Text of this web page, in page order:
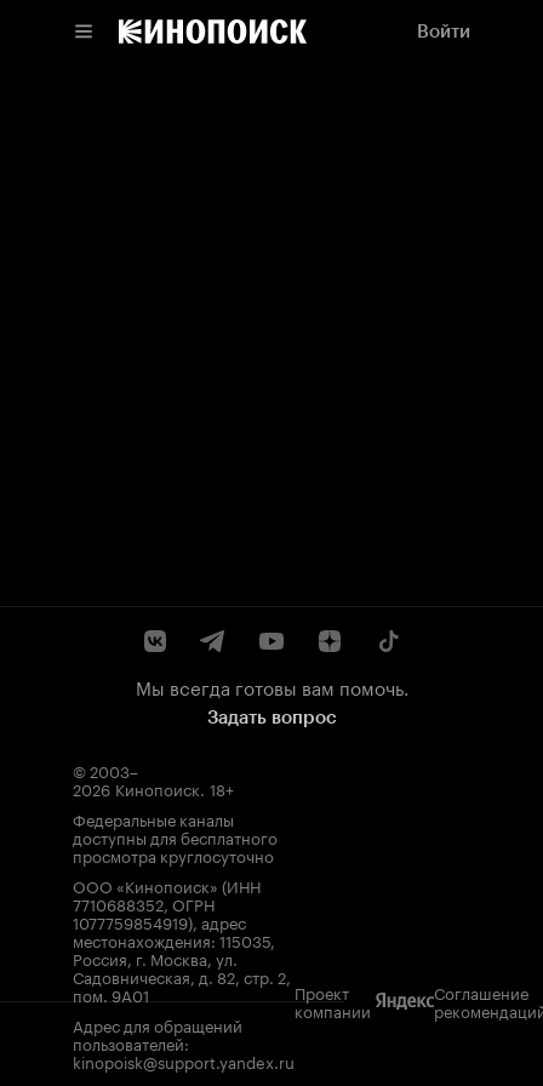
Войти
Мы всегда готовы вам помочь.
Задать вопрос
© 2003–
2026 Кинопоиск. 18+
Федеральные каналы
доступны для бесплатного
просмотра круглосуточно
ООО «Кинопоиск» (ИНН
7710688352, ОГРН
1077759854919), адрес
местонахождения: 115035,
Россия, г. Москва, ул.
Садовническая, д. 82, стр. 2,
пом. 9А01
Адрес для обращений
пользователей:
kinopoisk@support.yandex.ru
Проект
компании
Соглашение